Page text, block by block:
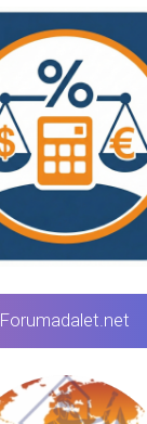
Forumadalet.net